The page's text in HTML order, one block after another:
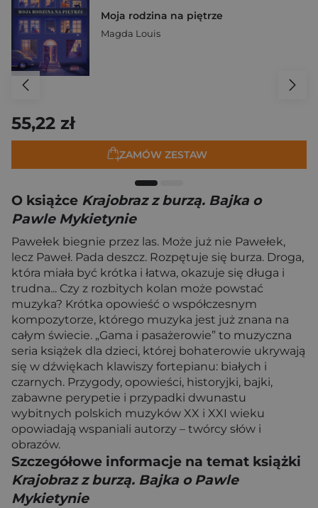
Moja rodzina na piętrze
Magda Louis
55,22 zł
ZAMÓW ZESTAW
O książce Krajobraz z burzą. Bajka o
Pawle Mykietynie
Pawełek biegnie przez las. Może już nie Pawełek,
lecz Paweł. Pada deszcz. Rozpętuje się burza. Droga,
która miała być krótka i łatwa, okazuje się długa i
trudna... Czy z rozbitych kolan może powstać
muzyka? Krótka opowieść o współczesnym
kompozytorze, którego muzyka jest już znana na
całym świecie. „Gama i pasażerowie” to muzyczna
seria książek dla dzieci, której bohaterowie ukrywają
się w dźwiękach klawiszy fortepianu: białych i
czarnych. Przygody, opowieści, historyjki, bajki,
zabawne perypetie i przypadki dwunastu
wybitnych polskich muzyków XX i XXI wieku
opowiadają wspaniali autorzy – twórcy słów i
obrazów.
Szczegółowe informacje na temat książki
Krajobraz z burzą. Bajka o Pawle
Mykietynie